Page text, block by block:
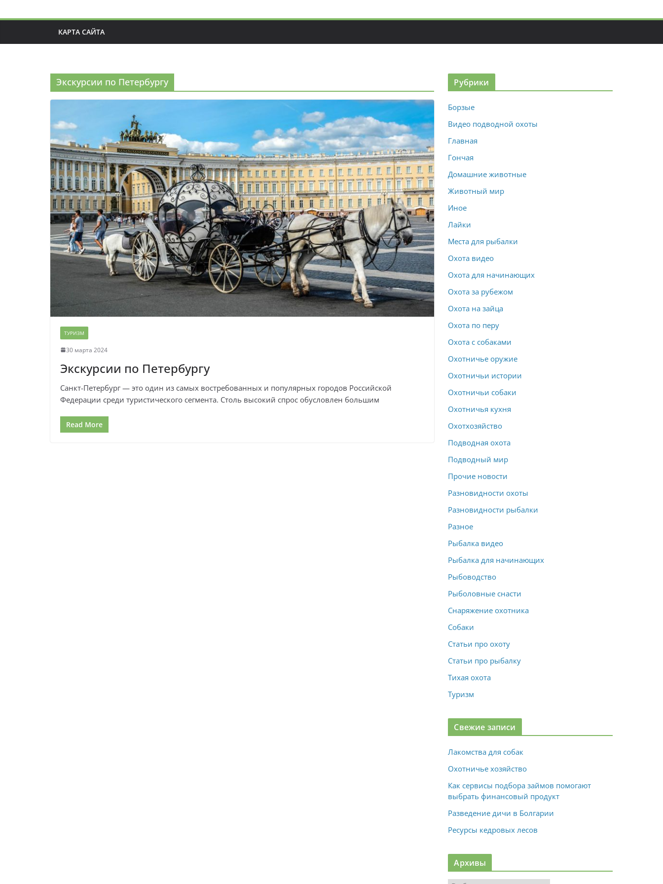
КАРТА САЙТА
Экскурсии по Петербургу
ТУРИЗМ
30 марта 2024
Экскурсии по Петербургу
Санкт-Петербург — это один из самых востребованных и популярных городов Российской
Федерации среди туристического сегмента. Столь высокий спрос обусловлен большим
Read More
Рубрики
Борзые
Видео подводной охоты
Главная
Гончая
Домашние животные
Животный мир
Иное
Лайки
Места для рыбалки
Охота видео
Охота для начинающих
Охота за рубежом
Охота на зайца
Охота по перу
Охота с собаками
Охотничье оружие
Охотничьи истории
Охотничьи собаки
Охотничья кухня
Охотхозяйство
Подводная охота
Подводный мир
Прочие новости
Разновидности охоты
Разновидности рыбалки
Разное
Рыбалка видео
Рыбалка для начинающих
Рыбоводство
Рыболовные снасти
Снаряжение охотника
Собаки
Статьи про охоту
Статьи про рыбалку
Тихая охота
Туризм
Свежие записи
Лакомства для собак
Охотничье хозяйство
Как сервисы подбора займов помогают
выбрать финансовый продукт
Разведение дичи в Болгарии
Ресурсы кедровых лесов
Архивы